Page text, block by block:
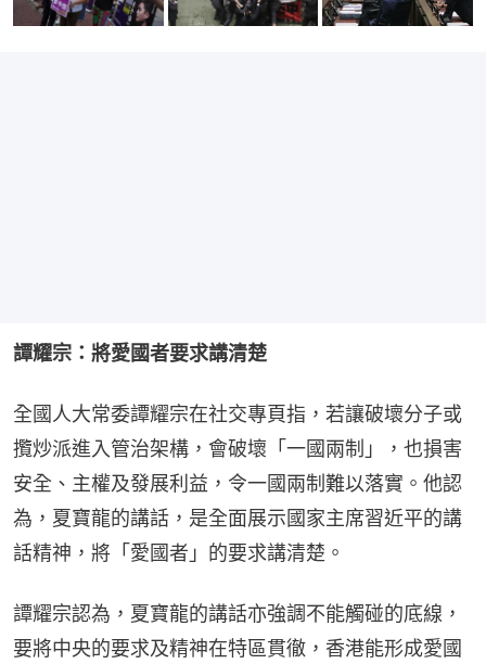
譚耀宗：將愛國者要求講清楚
全國人大常委譚耀宗在社交專頁指，若讓破壞分子或
攬炒派進入管治架構，會破壞「一國兩制」，也損害
安全、主權及發展利益，令一國兩制難以落實。他認
為，夏寶龍的講話，是全面展示國家主席習近平的講
話精神，將「愛國者」的要求講清楚。
譚耀宗認為，夏寶龍的講話亦強調不能觸碰的底線，
要將中央的要求及精神在特區貫徹，香港能形成愛國